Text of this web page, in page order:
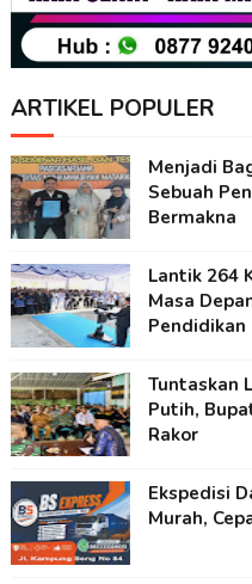
ARTIKEL POPULER
Menjadi
Sebuah
Bermakna
Lantik 264
Masa
Pendidikan
Tuntaskan
Putih,
Rakor
Ekspedisi
Murah,